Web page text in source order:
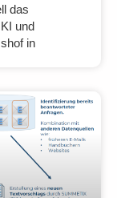
das
und
in